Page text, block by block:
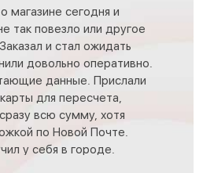
магазине сегодня и
так повезло или другое
и стал ожидать
довольно оперативно.
данные. Прислали
для пересчета,
всю сумму, хотя
по Новой Почте.
у себя в городе.